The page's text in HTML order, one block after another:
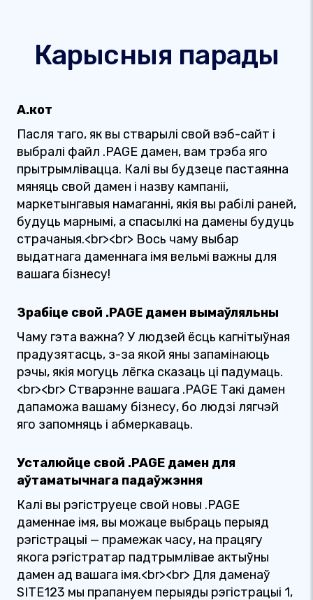
Карысныя парады
А.кот
Пасля таго, як вы стварылі свой вэб-сайт і
выбралі файл .PAGE дамен, вам трэба яго
прытрымлівацца. Калі вы будзеце пастаянна
мяняць свой дамен і назву кампаніі,
маркетынгавыя намаганні, якія вы рабілі раней,
будуць марнымі, а спасылкі на дамены будуць
страчаныя.<br><br> Вось чаму выбар
выдатнага даменнага імя вельмі важны для
вашага бізнесу!
Зрабіце свой .PAGE дамен вымаўляльны
Чаму гэта важна? У людзей ёсць кагнітыўная
прадузятасць, з-за якой яны запамінаюць
рэчы, якія могуць лёгка сказаць ці падумаць.
<br><br> Стварэнне вашага .PAGE Такі дамен
дапаможа вашаму бізнесу, бо людзі лягчэй
яго запомняць і абмеркаваць.
Усталюйце свой .PAGE дамен для
аўтаматычнага падаўжэння
Калі вы рэгіструеце свой новы .PAGE
даменнае імя, вы можаце выбраць перыяд
рэгістрацыі — прамежак часу, на працягу
якога рэгістратар падтрымлівае актыўны
дамен ад вашага імя.<br><br> Для даменаў
SITE123 мы прапануем перыяды рэгістрацыі 1,